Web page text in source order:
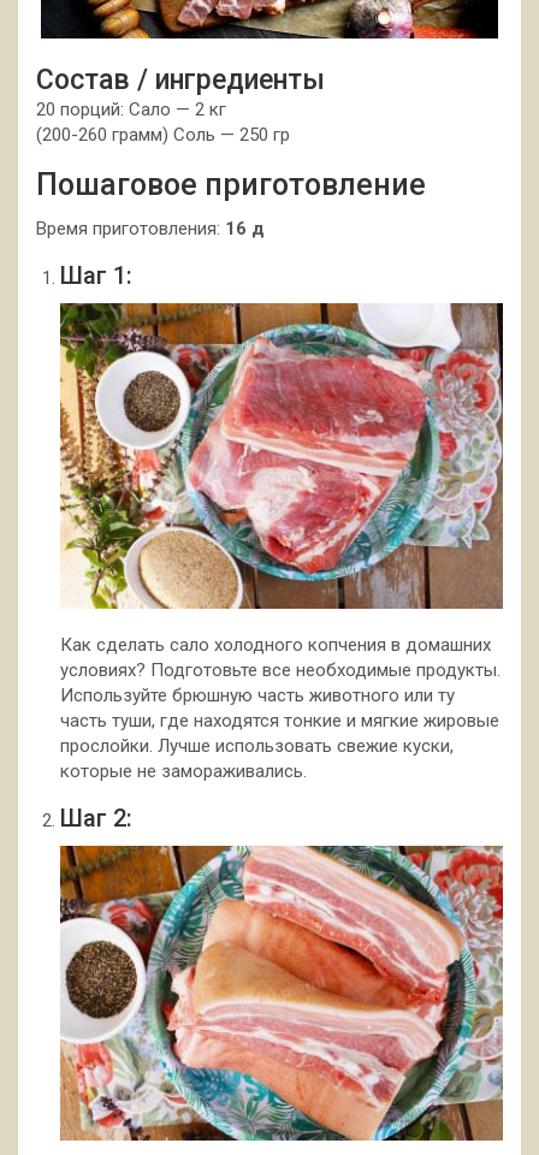
Состав / ингредиенты
20 порций: Сало — 2 кг
(200-260 грамм) Соль — 250 гр
Пошаговое приготовление
Время приготовления: 16 д
Шаг 1:
Как сделать сало холодного копчения в домашних
условиях? Подготовьте все необходимые продукты.
Используйте брюшную часть животного или ту
часть туши, где находятся тонкие и мягкие жировые
прослойки. Лучше использовать свежие куски,
которые не замораживались.
Шаг 2: